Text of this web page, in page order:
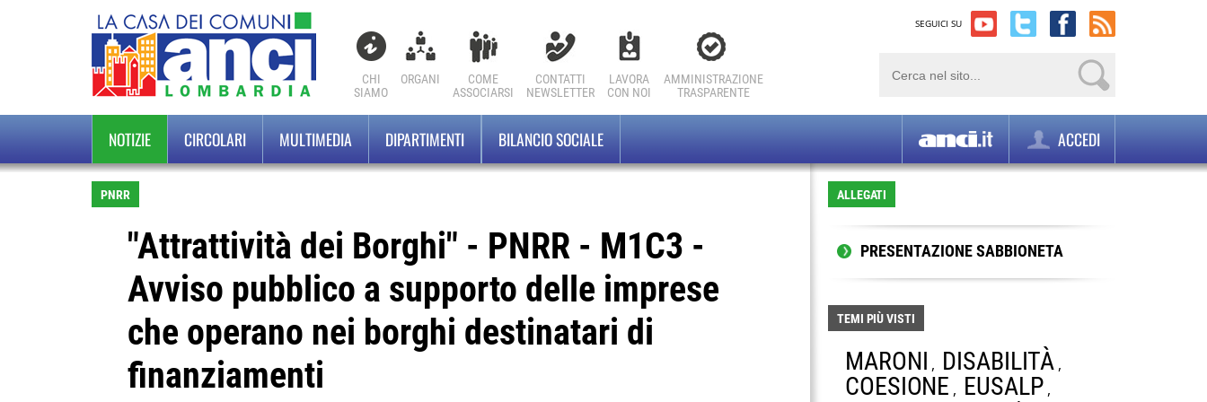
CHI
SIAMO
ORGANI
COME
ASSOCIARSI
CONTATTI
NEWSLETTER
LAVORA
CON NOI
AMMINISTRAZIONE
TRASPARENTE
SEGUICI SU
NOTIZIE CIRCOLARI MULTIMEDIA DIPARTIMENTI BILANCIO SOCIALE ACCEDI
PNRR
"Attrattività dei Borghi" - PNRR - M1C3 -
Avviso pubblico a supporto delle imprese
che operano nei borghi destinatari di
finanziamenti
ALLEGATI
PRESENTAZIONE SABBIONETA
TEMI PIÙ VISTI
MARONI , DISABILITÀ ,
COESIONE , EUSALP ,